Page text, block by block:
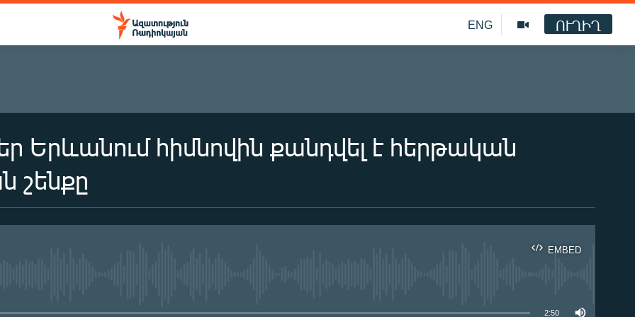
ENG ՈՒՂԻՂ
Երևանում հիմնովին քանդվել է հերթական
EMBED
2:50